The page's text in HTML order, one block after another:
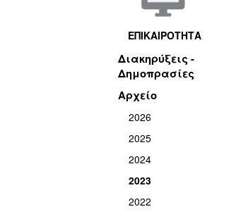
ΕΠΙΚΑΙΡΟΤΗΤΑ
Διακηρύξεις -
Δημοπρασίες
Αρχείο
2026
2025
2024
2023
2022